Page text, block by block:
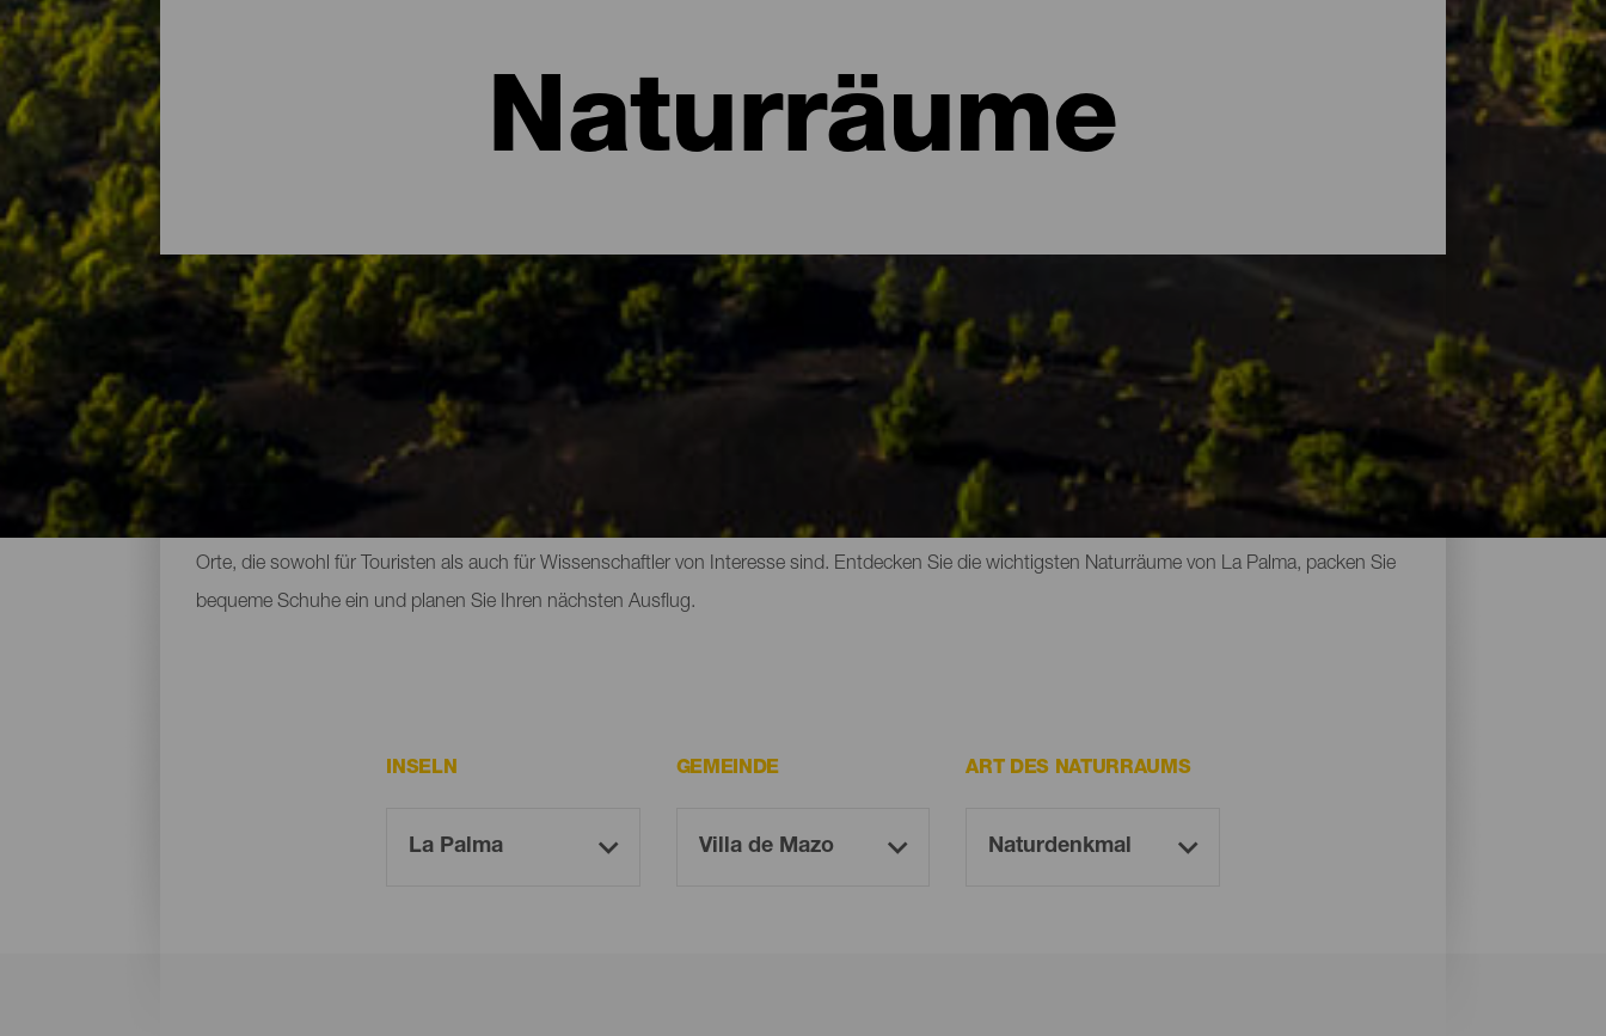
Naturräume
Die wichtigsten Naturräume von La Palma
Wenn es etwas gibt, das La Isla Bonita auszeichnet, dann ist es ihre üppige Natur, die voller Kontraste und Nuancen ist. La Palma wurde von der
UNESCO in seiner Gesamtheit als Biosphärenreservat anerkannt und beherbergt verschiedene Ökosysteme, die eine einzigartige Flora und Fauna
beherbergen. Zu den Naturräumen, die man auf der Insel entdecken kann, gehören Parks, Reservate und Naturdenkmäler, geschützte Räume und
Orte, die sowohl für Touristen als auch für Wissenschaftler von Interesse sind. Entdecken Sie die wichtigsten Naturräume von La Palma, packen Sie
bequeme Schuhe ein und planen Sie Ihren nächsten Ausflug.
INSELN GEMEINDE ART DES NATURRAUMS